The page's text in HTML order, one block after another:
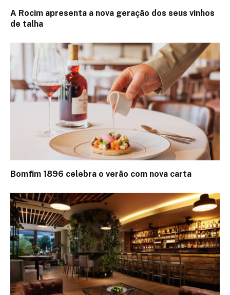
A Rocim apresenta a nova geração dos seus vinhos
de talha
Bomfim 1896 celebra o verão com nova carta